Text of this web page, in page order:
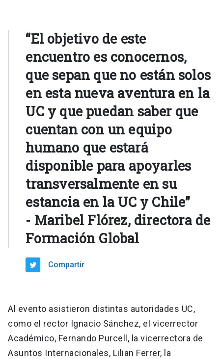
“El objetivo de este
encuentro es conocernos,
que sepan que no están solos
en esta nueva aventura en la
UC y que puedan saber que
cuentan con un equipo
humano que estará
disponible para apoyarles
transversalmente en su
estancia en la UC y Chile”
- Maribel Flórez, directora de
Formación Global
Compartir
Al evento asistieron distintas autoridades UC,
como el rector Ignacio Sánchez, el vicerrector
Académico, Fernando Purcell, la vicerrectora de
Asuntos Internacionales, Lilian Ferrer, la